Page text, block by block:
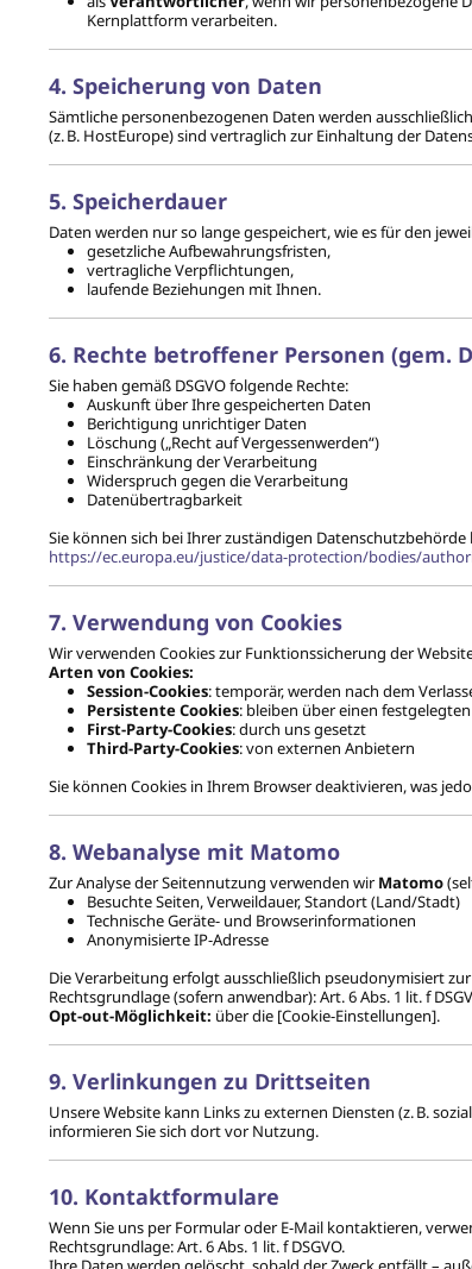
Kernplattform verarbeiten.
4. Speicherung von Daten
Sämtliche personenbezogenen Daten werden
(z. B. HostEurope) sind vertraglich zur Einhaltung der
5. Speicherdauer
Daten werden nur so lange gespeichert, wie es für den
gesetzliche Aufbewahrungsfristen,
vertragliche Verpflichtungen,
laufende Beziehungen mit Ihnen.
6. Rechte betroffener Personen (gem.
Sie haben gemäß DSGVO folgende Rechte:
Auskunft über Ihre gespeicherten Daten
Berichtigung unrichtiger Daten
Löschung („Recht auf Vergessenwerden“)
Einschränkung der Verarbeitung
Widerspruch gegen die Verarbeitung
Datenübertragbarkeit
Sie können sich bei Ihrer zuständigen Datenschutzbehörde
https://ec.europa.eu/justice/data-protection/bodies/
7. Verwendung von Cookies
Wir verwenden Cookies zur Funktionssicherung der
Arten von Cookies:
Session-Cookies: temporär, werden nach dem
Persistente Cookies: bleiben über einen
First-Party-Cookies: durch uns gesetzt
Third-Party-Cookies: von externen Anbietern
Sie können Cookies in Ihrem Browser deaktivieren, was
8. Webanalyse mit Matomo
Zur Analyse der Seitennutzung verwenden wirMatomo
Besuchte Seiten, Verweildauer, Standort (Land/Stadt)
Technische Geräte- und Browserinformationen
Anonymisierte IP-Adresse
Die Verarbeitung erfolgt ausschließlich pseudonymisiert
Rechtsgrundlage (sofern anwendbar): Art. 6 Abs. 1 lit. f
Opt-out-Möglichkeit: über die [Cookie-Einstellungen].
9. Verlinkungen zu Drittseiten
Unsere Website kann Links zu externen Diensten (z. B.
informieren Sie sich dort vor Nutzung.
10. Kontaktformulare
Wenn Sie uns per Formular oder E-Mail kontaktieren,
Rechtsgrundlage: Art. 6 Abs. 1 lit. f DSGVO.